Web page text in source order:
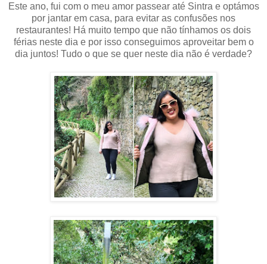
Este ano, fui com o meu amor passear até Sintra e optámos
por jantar em casa, para evitar as confusões nos
restaurantes! Há muito tempo que não tínhamos os dois
férias neste dia e por isso conseguimos aproveitar bem o
dia juntos! Tudo o que se quer neste dia não é verdade?